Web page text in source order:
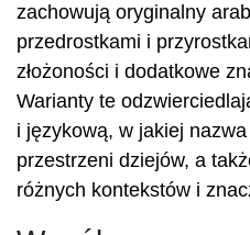
zachowują oryginalny
przedrostkami i
złożoności i dodatkowe
Warianty te
i językową, w jakiej nazwa
przestrzeni dziejów, a
różnych kontekstów i